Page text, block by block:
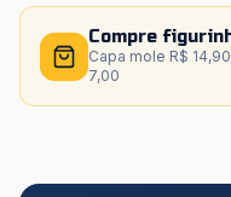
Compre
Capa mole R$
7,00